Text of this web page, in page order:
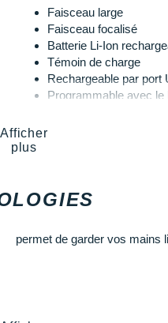
Les autres produitsPetzl
Faisceau large
Faisceau focalisé
Batterie Li-Ion
Témoin de charge
Rechargeable par port
Programmable avec
Afficher
plus
permet de garder vos mains